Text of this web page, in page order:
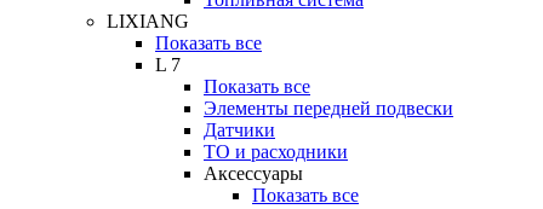
LIXIANG
Показать все
L 7
Показать все
Элементы передней подвески
Датчики
ТО и расходники
Аксессуары
Показать все